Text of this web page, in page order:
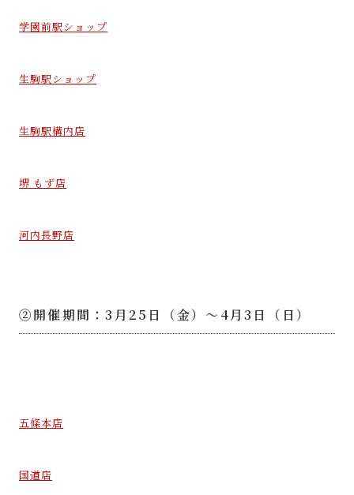
学園前駅ショップ
生駒駅ショップ
生駒駅構内店
堺 もず店
河内長野店
②開催期間：3月25日（金）～4月3日（日）
五條本店
国道店